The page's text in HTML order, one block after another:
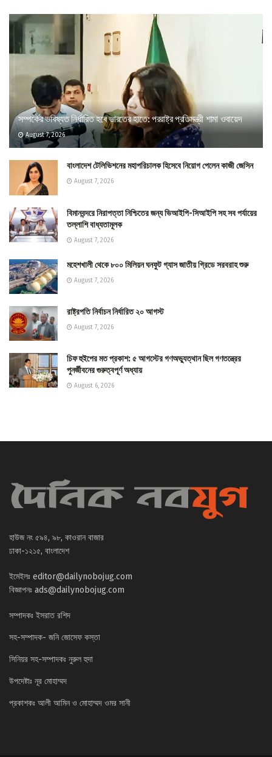
সম্পর্কের ভবিষ্যত নির্ধারিত হবে ভারতের হাতে: পররাষ্ট্র প্রতিমন্ত্রী শামা ওবায়েদ
August 7, 2026
বাংলাদেশ টেলিভিশনের মহাপরিচালক হিসেবে নিয়োগ পেলেন কাজী জেসিন
August 7, 2026
বিমানবন্দরে নিরাপত্তা নিশ্চিতের জন্য ভিআইপি-সিআইপি সহ সব পর্যায়ের
তল্লাশি বাধ্যতামূলক
August 7, 2026
মহেশখালী থেকে ৮০০ মিলিয়ন ঘনফুট গ্যাস জাতীয় গ্রিডে সরবরাহ শুরু
August 7, 2026
রাষ্ট্রপতি নির্বাচন নির্ধারিত ২০ আগস্ট
August 7, 2026
চিফ হুইপের মত প্রকাশ: ৫ আগস্টের গণঅভ্যুত্থান ছিল গণতন্ত্রের
পুনর্জীবনের গুরুত্বপূর্ণ অধ্যায়
August 6, 2026
হাউজ নং ৫৯৪, ৯৮, কাওরান বাজার
ঢাকা-১২১৫, বাংলাদেশ
ইমেইলঃ editor@dailynobojug.com
বিজ্ঞাপনঃ ads@dailynobojug.com
সম্পাদকঃ ইসরাত রশিদ
সহ-সম্পাদক- জনি জোসেফ কস্তা
সিনিয়র সহ-সম্পাদকঃ নুরুল হুদা
উপদেষ্টাঃ নূর মোহাম্মদ
প্রকাশকঃ আলী আমিন ও মোহাম্মদ ওমর সানী